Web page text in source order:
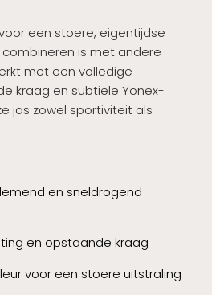
een stoere, eigentijdse
is met andere
met een volledige
kraag en subtiele Yonex-
jas zowel sportiviteit als
en sneldrogend
en opstaande kraag
voor een stoere uitstraling